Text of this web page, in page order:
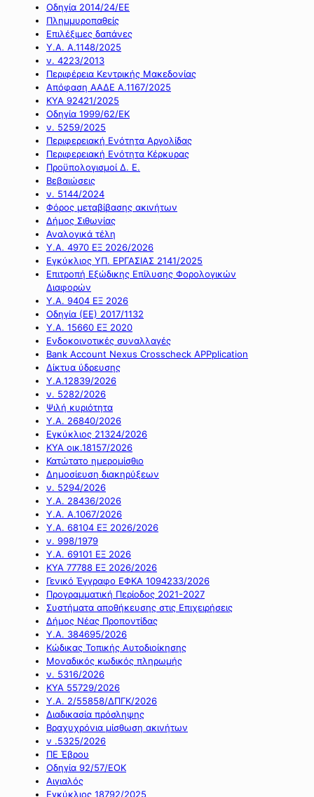
Οδηγία 2014/24/ΕΕ
Πλημμυροπαθείς
Επιλέξιμες δαπάνες
Υ.Α. Α.1148/2025
ν. 4223/2013
Περιφέρεια Κεντρικής Μακεδονίας
Απόφαση ΑΑΔΕ Α.1167/2025
ΚΥΑ 92421/2025
Οδηγία 1999/62/ΕΚ
ν. 5259/2025
Περιφερειακή Ενότητα Αργολίδας
Περιφερειακή Ενότητα Κέρκυρας
Προϋπολογισμοί Δ. Ε.
Βεβαιώσεις
ν. 5144/2024
Φόρος μεταβίβασης ακινήτων
Δήμος Σιθωνίας
Αναλογικά τέλη
Υ.Α. 4970 ΕΞ 2026/2026
Εγκύκλιος ΥΠ. ΕΡΓΑΣΙΑΣ 2141/2025
Επιτροπή Εξώδικης Επίλυσης Φορολογικών
Διαφορών
Υ.Α. 9404 ΕΞ 2026
Οδηγία (ΕΕ) 2017/1132
Υ.Α. 15660 ΕΞ 2020
Ενδοκοινοτικές συναλλαγές
Bank Account Nexus Crosscheck APPplication
Δίκτυα ύδρευσης
Υ.Α.12839/2026
ν. 5282/2026
Ψιλή κυριότητα
Υ.Α. 26840/2026
Εγκύκλιος 21324/2026
ΚΥΑ οικ.18157/2026
Κατώτατο ημερομίσθιο
Δημοσίευση διακηρύξεων
ν. 5294/2026
Υ.Α. 28436/2026
Υ.Α. Α.1067/2026
Υ.Α. 68104 ΕΞ 2026/2026
ν. 998/1979
Υ.Α. 69101 ΕΞ 2026
ΚΥΑ 77788 ΕΞ 2026/2026
Γενικό Έγγραφο ΕΦΚΑ 1094233/2026
Προγραμματική Περίοδος 2021-2027
Συστήματα αποθήκευσης στις Επιχειρήσεις
Δήμος Νέας Προποντίδας
Υ.Α. 384695/2026
Κώδικας Τοπικής Αυτοδιοίκησης
Μοναδικός κωδικός πληρωμής
ν. 5316/2026
ΚΥΑ 55729/2026
Υ.Α. 2/55858/ΔΠΓΚ/2026
Διαδικασία πρόσληψης
Βραχυχρόνια μίσθωση ακινήτων
ν .5325/2026
ΠΕ Έβρου
Οδηγία 92/57/ΕΟΚ
Αιγιαλός
Εγκύκλιος 18792/2025